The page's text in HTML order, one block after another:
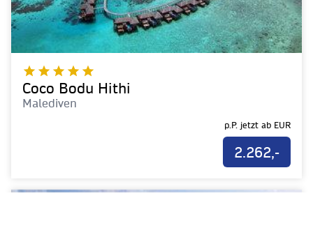
Coco Bodu Hithi
Malediven
p.P. jetzt ab EUR
2.262,-